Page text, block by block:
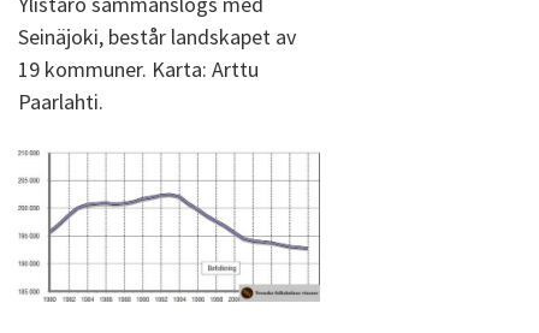
Seinäjoki, består landskapet av
19 kommuner. Karta: Arttu
Paarlahti.